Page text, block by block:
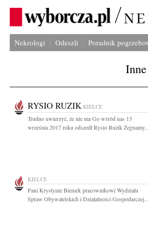
Nekrologi Odeszli Poradnik
RYSIO RUZIK KIELCE
Trudno uwierzyć, że nie ma Go wśród nas 13
września 2017 roku odszedł Rysio Ruzik Żegnamy...
KIELCE
Pani Krystynie Bieniek pracownikowi Wydziału
Spraw Obywatelskich i Działalności Gospodarczej...